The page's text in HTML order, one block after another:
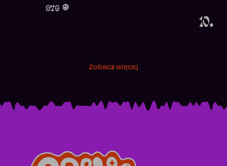
10.
976
Zobacz więcej